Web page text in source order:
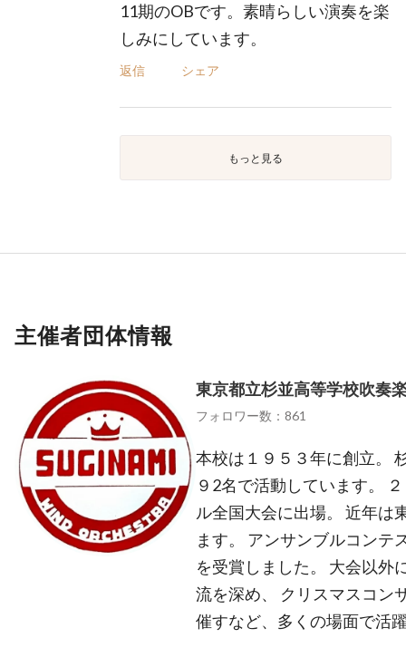
11期のOBです。素晴らしい演奏を楽
しみにしています。
返信 シェア
もっと見る
主催者団体情報
東京都立杉並高等学校吹奏
フォロワー数：861
本校は１９５３年に創立。
９2名で活動しています。
ル全国大会に出場。 近年は
ます。 アンサンブルコンテ
を受賞しました。 大会以外
流を深め、 クリスマスコン
催すなど、多くの場面で活